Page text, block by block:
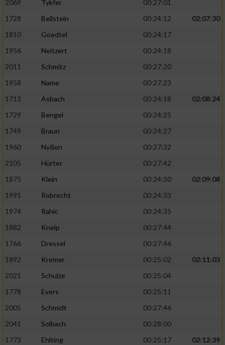
2069 Tykfer
00:27:01
1728
Beilstein 00:24:12
02:07:30
1810
Goedtel
00:24:17
1956
Neitzert
00:24:18
2011
Schmitz
00:27:20
1958
Name
00:27:23
1713
Asbach 00:24:18
02:08:24
1729
Bengel
00:24:25
1749
Braun
00:24:27
1960
Nyßen
00:27:32
2105
Hürter
00:27:42
1875
Klein 00:24:30
02:09:08
1991
Robrecht
00:24:33
1974
Rahic
00:24:35
1882
Kneip
00:27:44
1766
Dressel
00:27:46
1892
Kremer 00:25:02
02:11:03
2021
Schulze
00:25:04
1778
Evers
00:25:11
2005
Schmidt
00:27:46
2041
Solbach
00:28:00
1773
Ehlting 00:25:17
02:12:39